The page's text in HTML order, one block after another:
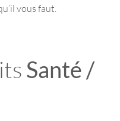
vous faut.
Santé /